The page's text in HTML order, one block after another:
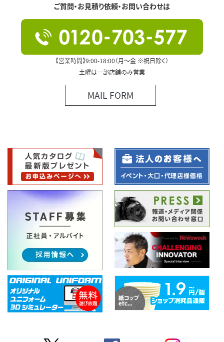
ご質問・お見積り依頼・お問い合わせは
【営業時間】9:00-18:00（月～金 ※祝日除く）
土曜は一部店舗のみ営業
MAIL FORM